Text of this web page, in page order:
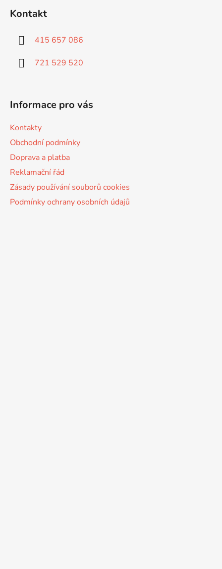
Kontakt
415 657 086
721 529 520
Informace pro vás
Kontakty
Obchodní podmínky
Doprava a platba
Reklamační řád
Zásady používání souborů cookies
Podmínky ochrany osobních údajů